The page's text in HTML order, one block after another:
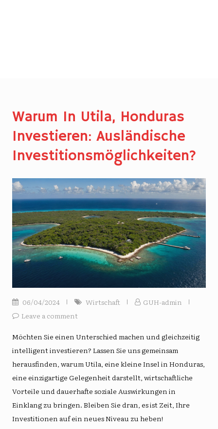
Warum In Utila, Honduras
Investieren: Ausländische
Investitionsmöglichkeiten?
06/04/2024 Wirtschaft
GUH-admin
Leave a comment
Möchten Sie einen Unterschied machen und gleichzeitig
intelligent investieren? Lassen Sie uns gemeinsam
herausfinden, warum Utila, eine kleine Insel in Honduras,
eine einzigartige Gelegenheit darstellt, wirtschaftliche
Vorteile und dauerhafte soziale Auswirkungen in
Einklang zu bringen. Bleiben Sie dran, es ist Zeit, Ihre
Investitionen auf ein neues Niveau zu heben!